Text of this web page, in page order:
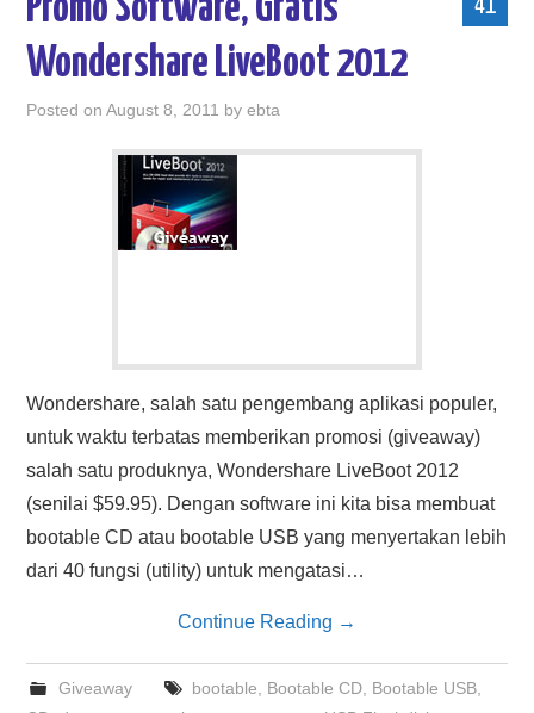
41
Promo Software, Gratis
Wondershare LiveBoot 2012
Posted onAugust 8, 2011 byebta
Wondershare, salah satu pengembang aplikasi populer,
untuk waktu terbatas memberikan promosi (giveaway)
salah satu produknya, Wondershare LiveBoot 2012
(senilai $59.95). Dengan software ini kita bisa membuat
bootable CD atau bootable USB yang menyertakan lebih
dari 40 fungsi (utility) untuk mengatasi…
Continue Reading →
Giveaway bootable Bootable CD, Bootable USB,